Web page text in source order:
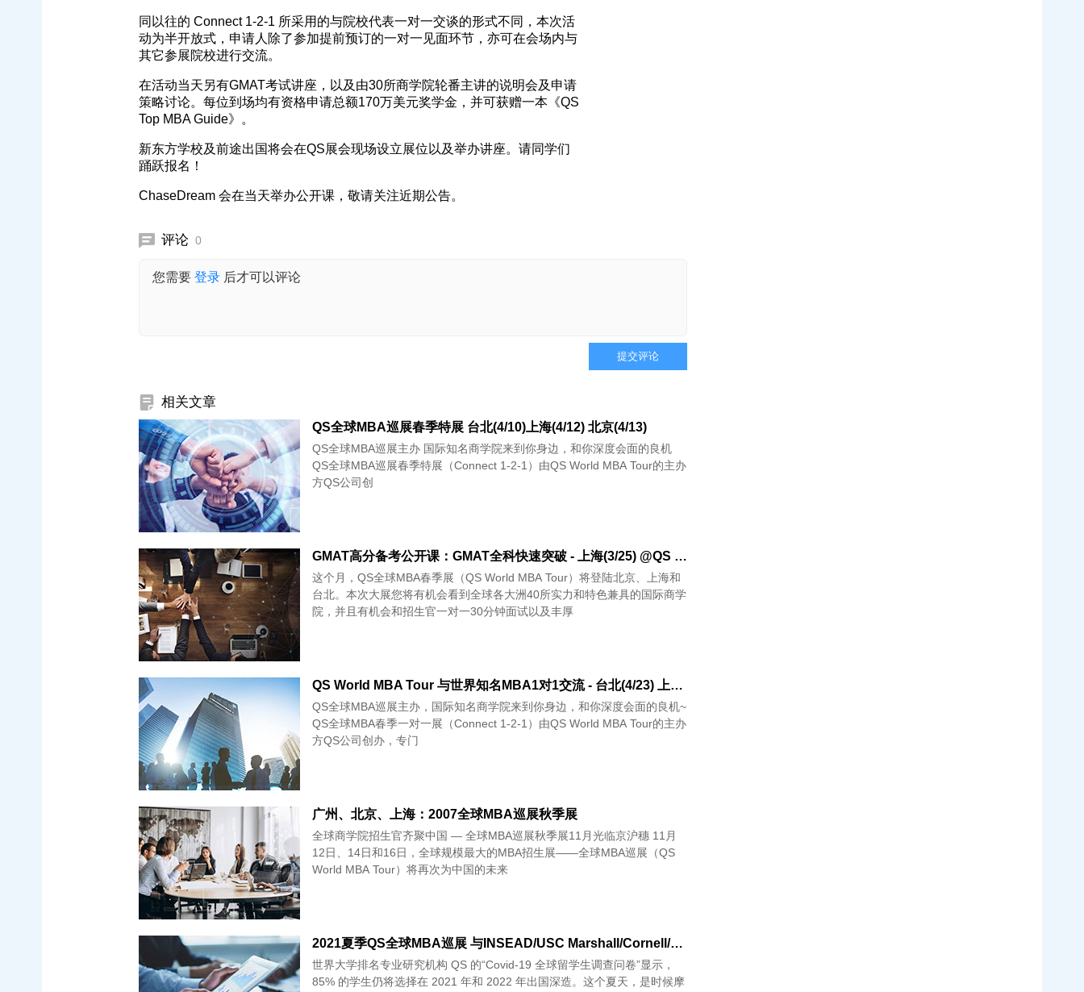
同以往的 Connect 1-2-1 所采用的与院校代表一对一交谈的形式不同，本次活
动为半开放式，申请人除了参加提前预订的一对一见面环节，亦可在会场内与
其它参展院校进行交流。
在活动当天另有GMAT考试讲座，以及由30所商学院轮番主讲的说明会及申请
策略讨论。每位到场均有资格申请总额170万美元奖学金，并可获赠一本《QS
Top MBA Guide》。
新东方学校及前途出国将会在QS展会现场设立展位以及举办讲座。请同学们
踊跃报名！
ChaseDream 会在当天举办公开课，敬请关注近期公告。
评论 0
您需要 登录 后才可以评论
提交评论
相关文章
QS全球MBA巡展春季特展 台北(4/10)上海(4/12) 北京(4/13)
QS全球MBA巡展主办 国际知名商学院来到你身边，和你深度会面的良机
QS全球MBA巡展春季特展（Connect 1-2-1）由QS World MBA Tour的主办
方QS公司创
GMAT高分备考公开课：GMAT全科快速突破 - 上海(3/25) @QS World MBA Tour
这个月，QS全球MBA春季展（QS World MBA Tour）将登陆北京、上海和
台北。本次大展您将有机会看到全球各大洲40所实力和特色兼具的国际商学
院，并且有机会和招生官一对一30分钟面试以及丰厚
QS World MBA Tour 与世界知名MBA1对1交流 - 台北(4/23) 上海(4/25) 北京(4/26)
QS全球MBA巡展主办，国际知名商学院来到你身边，和你深度会面的良机~
QS全球MBA春季一对一展（Connect 1-2-1）由QS World MBA Tour的主办
方QS公司创办，专门
广州、北京、上海：2007全球MBA巡展秋季展
全球商学院招生官齐聚中国 — 全球MBA巡展秋季展11月光临京沪穗 11月
12日、14日和16日，全球规模最大的MBA招生展——全球MBA巡展（QS
World MBA Tour）将再次为中国的未来
2021夏季QS全球MBA巡展 与INSEAD/USC Marshall/Cornell/Boston/港中文等名校直接交流！- 在线(8/21 22)
世界大学排名专业研究机构 QS 的“Covid-19 全球留学生调查问卷”显示，
85% 的学生仍将选择在 2021 年和 2022 年出国深造。这个夏天，是时候摩